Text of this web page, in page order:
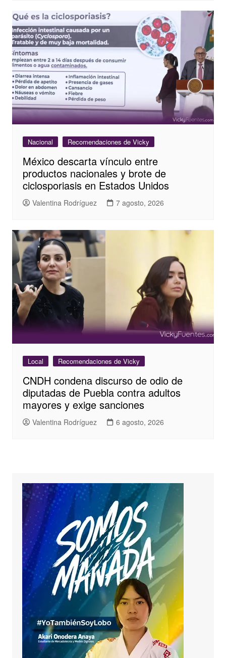
Nacional Recomendaciones de Vicky
México descarta vínculo entre
productos nacionales y brote de
ciclosporiasis en Estados Unidos
Valentina Rodríguez 7 agosto, 2026
Local Recomendaciones de Vicky
CNDH condena discurso de odio de
diputadas de Puebla contra adultos
mayores y exige sanciones
Valentina Rodríguez 6 agosto, 2026